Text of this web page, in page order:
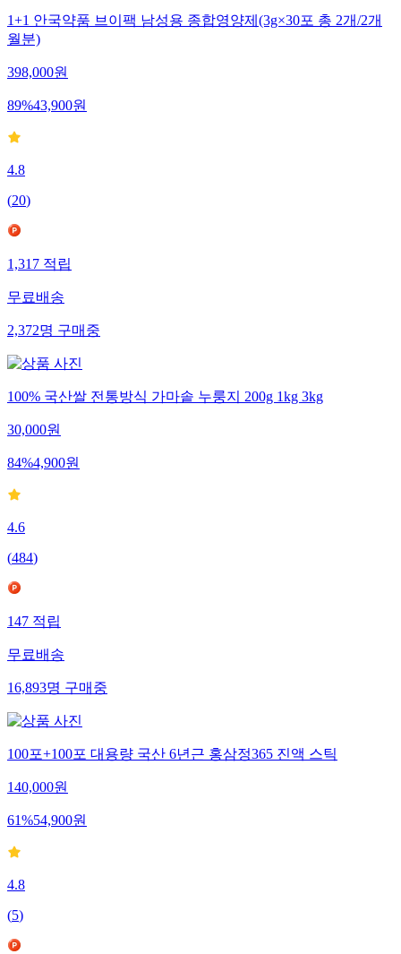
1+1 안국약품 브이팩 남성용 종합영양제(3g×30포 총 2개/2개
월분)
398,000원
89%43,900원
4.8
(20)
1,317적립
무료배송
2,372명구매중
100% 국산쌀 전통방식 가마솥 누룽지 200g 1kg 3kg
30,000원
84%4,900원
4.6
(484)
147적립
무료배송
16,893명구매중
100포+100포 대용량 국산 6년근 홍삼정365 진액 스틱
140,000원
61%54,900원
4.8
(5)